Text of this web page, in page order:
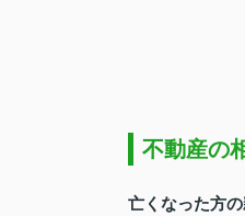
不動産の
亡くなった方